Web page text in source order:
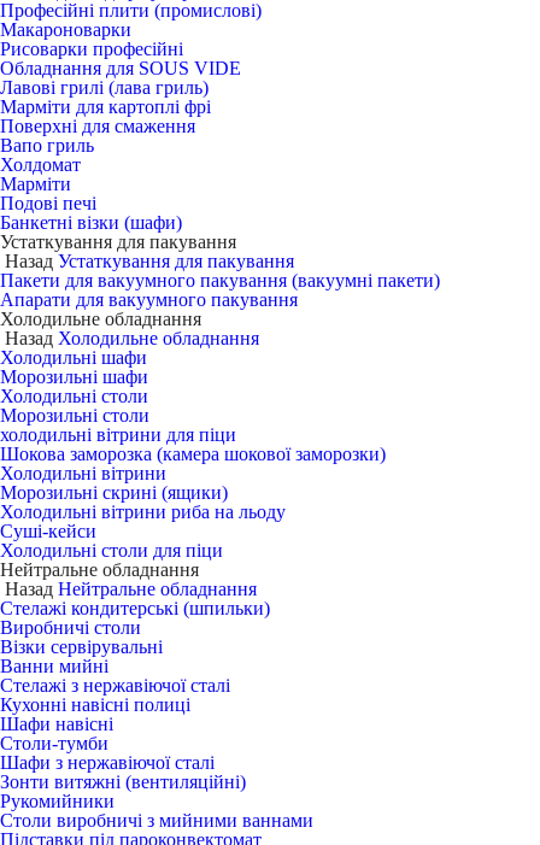
Професійні плити (промислові)
Макароноварки
Рисоварки професійні
Обладнання для SOUS VIDE
Лавові грилі (лава гриль)
Марміти для картоплі фрі
Поверхні для смаження
Вапо гриль
Холдомат
Марміти
Подові печі
Банкетні візки (шафи)
Устаткування для пакування
Назад Устаткування для пакування
Пакети для вакуумного пакування (вакуумні пакети)
Апарати для вакуумного пакування
Холодильне обладнання
Назад Холодильне обладнання
Холодильні шафи
Морозильні шафи
Холодильні столи
Морозильні столи
холодильні вітрини для піци
Шокова заморозка (камера шокової заморозки)
Холодильні вітрини
Морозильні скрині (ящики)
Холодильні вітрини риба на льоду
Суші-кейси
Холодильні столи для піци
Нейтральне обладнання
Назад Нейтральне обладнання
Стелажі кондитерські (шпильки)
Виробничі столи
Візки сервірувальні
Ванни мийні
Стелажі з нержавіючої сталі
Кухонні навісні полиці
Шафи навісні
Столи-тумби
Шафи з нержавіючої сталі
Зонти витяжні (вентиляційні)
Рукомийники
Столи виробничі з мийними ваннами
Підставки під пароконвектомат